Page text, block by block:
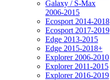
Galaxy / S-Max
2006-2015
Ecosport 2014-2018
Ecosport 2017-2019
Edge 2013-2015
Edge 2015-2018+
Explorer 2006-2010
Explorer 2011-2015
Explorer 2016-2019